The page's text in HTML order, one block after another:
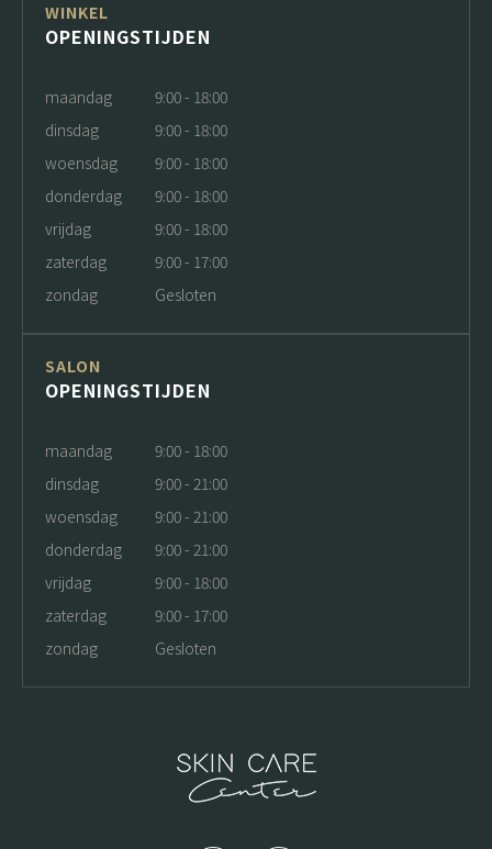
WINKEL
OPENINGSTIJDEN
maandag
9:00 - 18:00
dinsdag
9:00 - 18:00
woensdag
9:00 - 18:00
donderdag
9:00 - 18:00
vrijdag
9:00 - 18:00
zaterdag
9:00 - 17:00
zondag
Gesloten
SALON
OPENINGSTIJDEN
maandag
9:00 - 18:00
dinsdag
9:00 - 21:00
woensdag
9:00 - 21:00
donderdag
9:00 - 21:00
vrijdag
9:00 - 18:00
zaterdag
9:00 - 17:00
zondag
Gesloten